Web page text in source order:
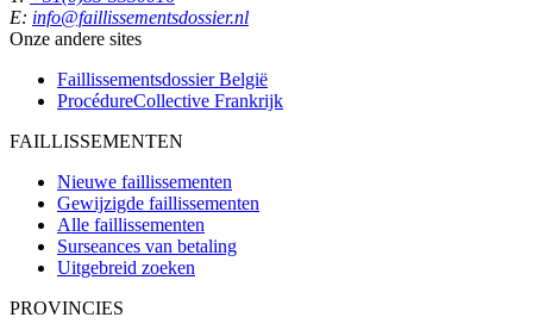
E: info@faillissementsdossier.nl
Onze andere sites
Faillissementsdossier België
ProcédureCollective Frankrijk
FAILLISSEMENTEN
Nieuwe faillissementen
Gewijzigde faillissementen
Alle faillissementen
Surseances van betaling
Uitgebreid zoeken
PROVINCIES